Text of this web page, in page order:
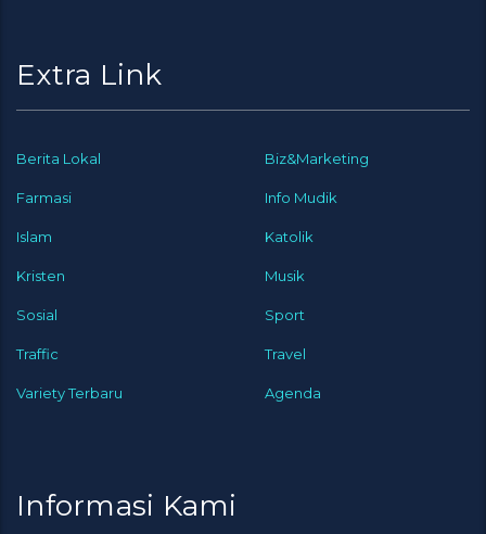
Extra Link
Berita Lokal Biz&Marketing
Farmasi Info Mudik
Islam Katolik
Kristen Musik
Sosial Sport
Traffic Travel
Variety Terbaru Agenda
Informasi Kami